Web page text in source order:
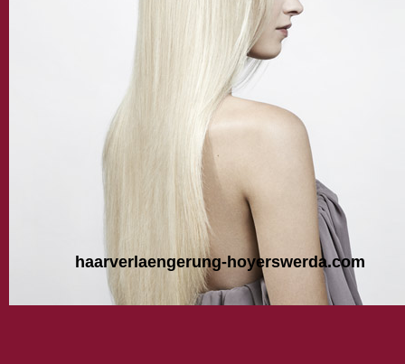
haarverlaengerung-hoyerswerda.com